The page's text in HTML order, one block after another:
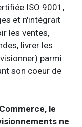
ISO 9001,
et n'intégrait
les ventes,
livrer les
parmi
son coeur de
le
ne